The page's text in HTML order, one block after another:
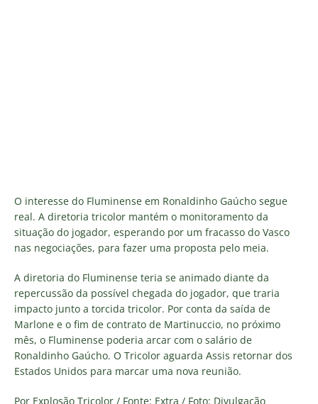
O interesse do Fluminense em Ronaldinho Gaúcho segue
real. A diretoria tricolor mantém o monitoramento da
situação do jogador, esperando por um fracasso do Vasco
nas negociações, para fazer uma proposta pelo meia.
A diretoria do Fluminense teria se animado diante da
repercussão da possível chegada do jogador, que traria
impacto junto a torcida tricolor. Por conta da saída de
Marlone e o fim de contrato de Martinuccio, no próximo
mês, o Fluminense poderia arcar com o salário de
Ronaldinho Gaúcho. O Tricolor aguarda Assis retornar dos
Estados Unidos para marcar uma nova reunião.
Por Explosão Tricolor / Fonte: Extra / Foto: Divulgação